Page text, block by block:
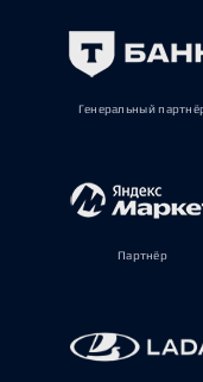
Генеральный
Партнёр